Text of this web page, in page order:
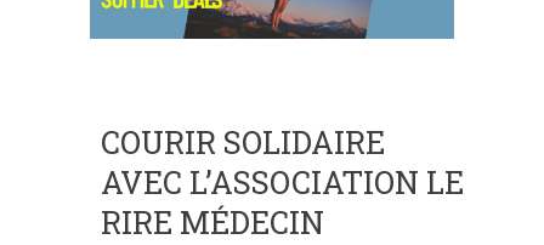
COURIR SOLIDAIRE
AVEC L’ASSOCIATION LE
RIRE MÉDECIN